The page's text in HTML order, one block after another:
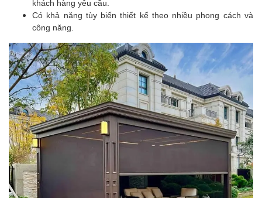
khách hàng yêu cầu.
Có khả năng tùy biến thiết kế theo nhiều phong cách và
công năng.